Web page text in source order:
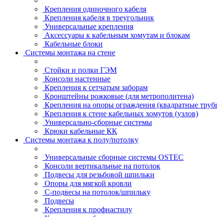
Крепления одиночного кабеля
Крепления кабеля в треугольник
Универсальные крепления
Аксессуары к кабельным хомутам и блокам
Кабельные блоки
Системы монтажа на стене
Стойки и полки ГЭМ
Консоли настенные
Крепления к сетчатым заборам
Кронштейны рожковые (для метрополитена)
Крепления на опоры ограждения (квадратные
Крепления к стене кабельных хомутов (узлов)
Универсально-сборные системы
Крюки кабельные КК
Системы монтажа к полу/потолку
Универсальные сборные системы OSTEC
Консоли вертикальные на потолок
Подвесы для резьбовой шпильки
Опоры для мягкой кровли
С-подвесы на потолок/шпильку
Подвесы
Крепления к профнастилу